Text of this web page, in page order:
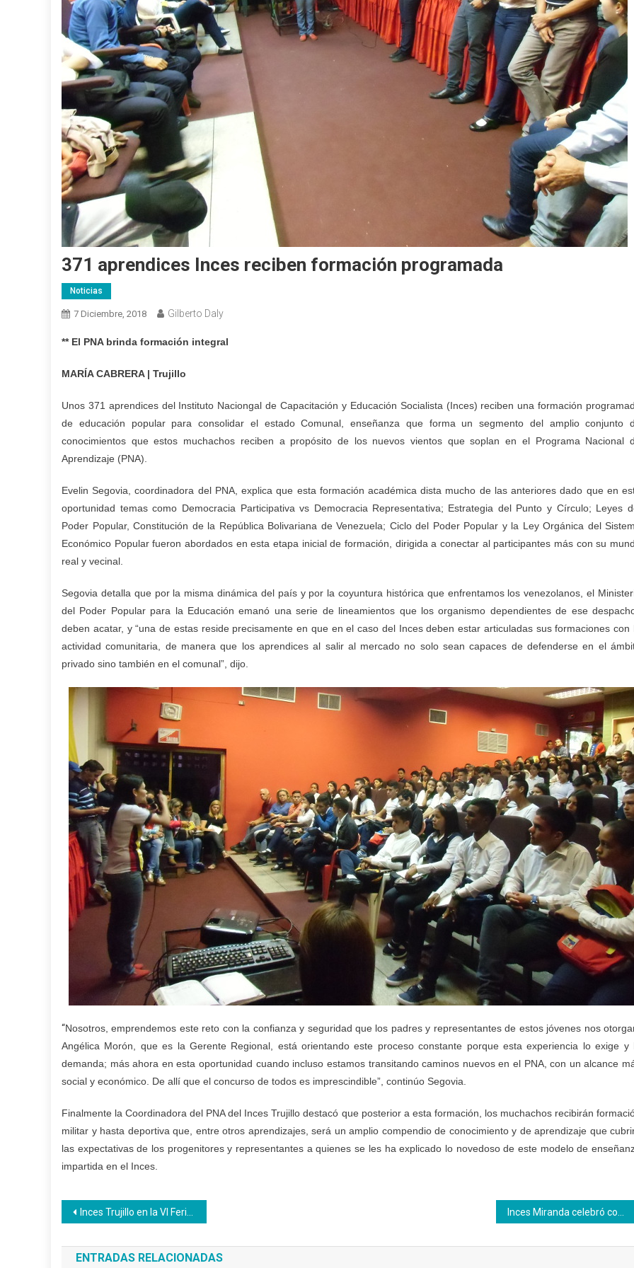
371 aprendices Inces reciben formación programada
Noticias
7 Diciembre, 2018 Gilberto Daly
** El PNA brinda formación integral
MARÍA CABRERA | Trujillo
Unos 371 aprendices del Instituto Naciongal de Capacitación y Educación Socialista (Inces) reciben una formación
de educación popular para consolidar el estado Comunal, enseñanza que forma un segmento del amplio conjunto
conocimientos que estos muchachos reciben a propósito de los nuevos vientos que soplan en el Programa Nacional
Aprendizaje (PNA).
Evelin Segovia, coordinadora del PNA, explica que esta formación académica dista mucho de las anteriores dado que en
oportunidad temas como Democracia Participativa vs Democracia Representativa; Estrategia del Punto y Círculo; Leyes
Poder Popular, Constitución de la República Bolivariana de Venezuela; Ciclo del Poder Popular y la Ley Orgánica del
Económico Popular fueron abordados en esta etapa inicial de formación, dirigida a conectar al participantes más con su
real y vecinal.
Segovia detalla que por la misma dinámica del país y por la coyuntura histórica que enfrentamos los venezolanos, el
del Poder Popular para la Educación emanó una serie de lineamientos que los organismo dependientes de ese
deben acatar, y “una de estas reside precisamente en que en el caso del Inces deben estar articuladas sus formaciones con
actividad comunitaria, de manera que los aprendices al salir al mercado no solo sean capaces de defenderse en el
privado sino también en el comunal”, dijo.
“Nosotros, emprendemos este reto con la confianza y seguridad que los padres y representantes de estos jóvenes nos
Angélica Morón, que es la Gerente Regional, está orientando este proceso constante porque esta experiencia lo exige y
demanda; más ahora en esta oportunidad cuando incluso estamos transitando caminos nuevos en el PNA, con un alcance
social y económico. De allí que el concurso de todos es imprescindible”, continúo Segovia.
Finalmente la Coordinadora del PNA del Inces Trujillo destacó que posterior a esta formación, los muchachos recibirán
militar y hasta deportiva que, entre otros aprendizajes, será un amplio compendio de conocimiento y de aprendizaje que
las expectativas de los progenitores y representantes a quienes se les ha explicado lo novedoso de este modelo de
impartida en el Inces.
Navegación
de
Inces Trujillo en la VI Feria Artesaneando
ENTRADAS RELACIONADAS